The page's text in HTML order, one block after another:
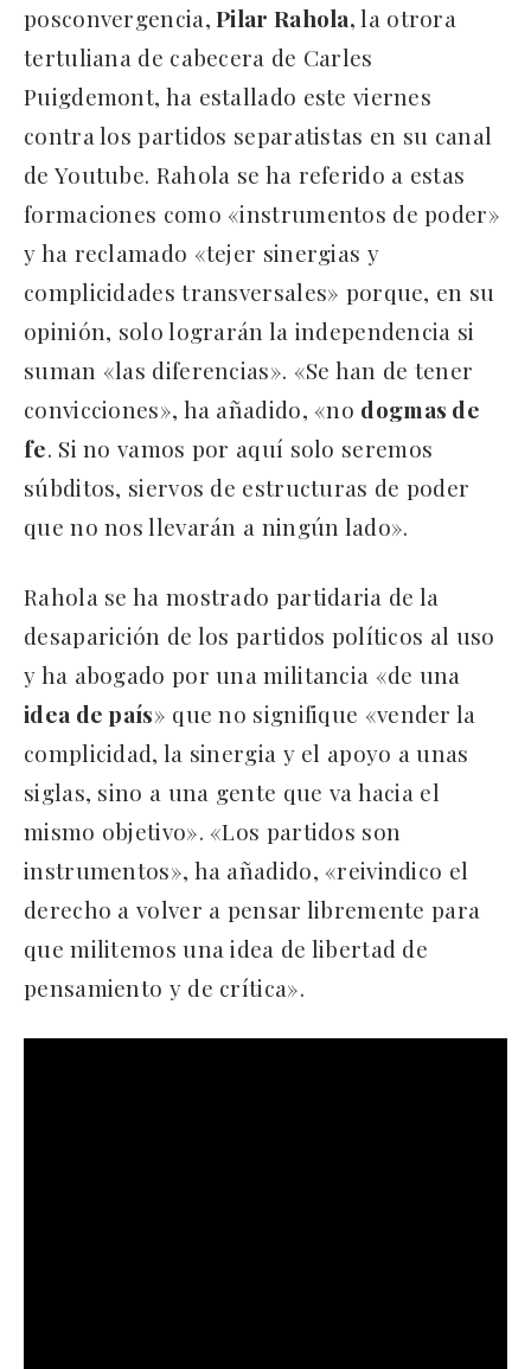
posconvergencia,Pilar Rahola,la otrora
tertuliana de cabecera de Carles
Puigdemont, ha estallado este viernes
contra los partidos separatistas en su canal
de Youtube. Rahola se ha referido a estas
formaciones como «instrumentos de poder»
y ha reclamado «tejer sinergias y
complicidades transversales» porque, en su
opinión, solo lograrán la independencia si
suman «las diferencias». «Se han de tener
convicciones», ha añadido, «no dogmas de
fe. Si no vamos por aquí solo seremos
súbditos, siervos de estructuras de poder
que no nos llevarán a ningún lado».
Rahola se ha mostrado partidaria de la
desaparición de los partidos políticos al uso
y ha abogado por una militancia «de una
idea de país» que no signifique «vender la
complicidad, la sinergia y el apoyo a unas
siglas, sino a una gente que va hacia el
mismo objetivo». «Los partidos son
instrumentos», ha añadido, «reivindico el
derecho a volver a pensar libremente para
que militemos una idea de libertad de
pensamiento y de crítica».